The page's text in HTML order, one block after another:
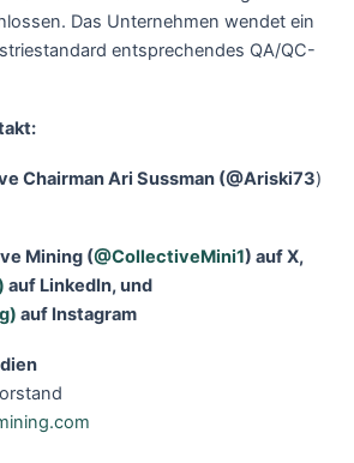
Das Unternehmen wendet ein
entsprechendes QA/QC-
Chairman Ari Sussman (@Ariski73)
Mining (@CollectiveMini1) auf X,
auf LinkedIn, und
auf Instagram